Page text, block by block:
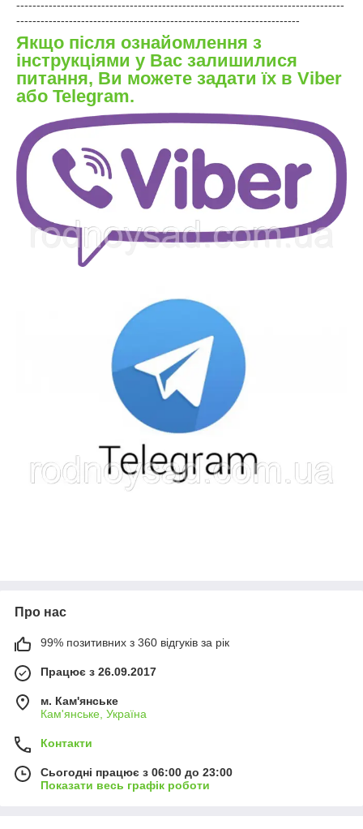
---------------------------------------------------------------------------------
----------------------------------------------------------------------
Якщо після ознайомлення з
інструкціями у Вас залишилися
питання, Ви можете задати їх в Viber
або Telegram.
Про нас
99% позитивних з 360 відгуків за рік
Працює з 26.09.2017
м. Кам'янське
Кам'янське, Україна
Контакти
Сьогодні працює з 06:00 до 23:00
Показати весь графік роботи